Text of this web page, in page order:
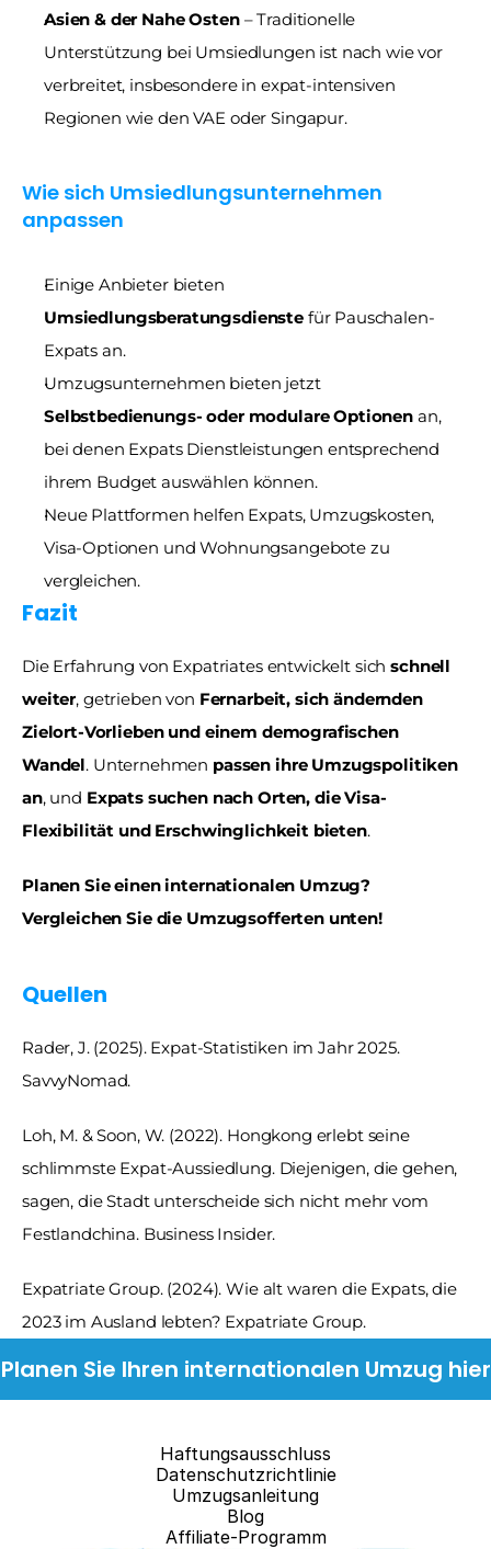
Asien & der Nahe Osten – Traditionelle
Unterstützung bei Umsiedlungen ist nach wie vor
verbreitet, insbesondere in expat-intensiven
Regionen wie den VAE oder Singapur.
Wie sich Umsiedlungsunternehmen
anpassen
Umsiedlungsberatungsdienste für Pauschalen-
Expats an.
Umzugsunternehmen bieten jetzt
Selbstbedienungs- oder modulare Optionen an,
bei denen Expats Dienstleistungen entsprechend
ihrem Budget auswählen können.
Neue Plattformen helfen Expats, Umzugskosten,
Visa-Optionen und Wohnungsangebote zu
vergleichen.
Fazit
Die Erfahrung von Expatriates entwickelt sich schnell
weiter, getrieben von Fernarbeit, sich ändernden
Zielort-Vorlieben und einem demografischen
Wandel. Unternehmen passen ihre Umzugspolitiken
an, und Expats suchen nach Orten, die Visa-
Flexibilität und Erschwinglichkeit bieten.
Planen Sie einen internationalen Umzug?
Vergleichen Sie die Umzugsofferten unten!
Quellen
Rader, J. (2025). Expat-Statistiken im Jahr 2025.
SavvyNomad.
Loh, M. & Soon, W. (2022). Hongkong erlebt seine
schlimmste Expat-Aussiedlung. Diejenigen, die gehen,
sagen, die Stadt unterscheide sich nicht mehr vom
Festlandchina. Business Insider.
Expatriate Group. (2024). Wie alt waren die Expats, die
2023 im Ausland lebten? Expatriate Group.
Planen Sie Ihren internationalen Umzug hier
Haftungsausschluss
Datenschutzrichtlinie
Umzugsanleitung
Blog
Affiliate-Programm